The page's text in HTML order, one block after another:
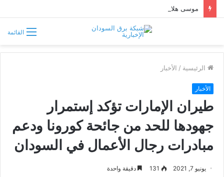
القائمة
الرئيسية / الأخبار
الأخبار
طيران الإمارات تؤكد إستمرار
جهودها للحد من جائحة كورونا ودعم
مبادرات رجال الأعمال في السودان
يونيو 7, 2021 131 دقيقة واحدة